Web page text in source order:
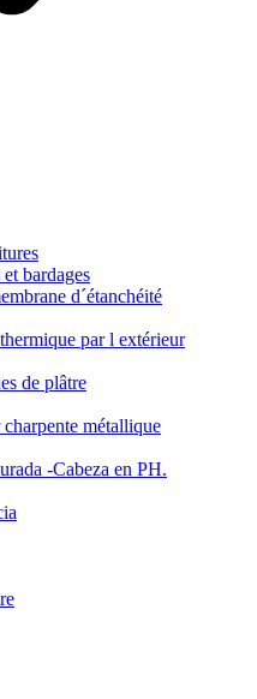
bardages
d´étanchéité
par l extérieur
de plâtre
métallique
-Cabeza en PH.